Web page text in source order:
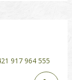
917 964 555